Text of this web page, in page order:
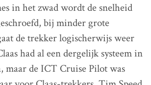
in het zwad wordt de snelheid
bij minder grote
de trekker logischerwijs weer
had al een dergelijk systeem in
maar de ICT Cruise Pilot was